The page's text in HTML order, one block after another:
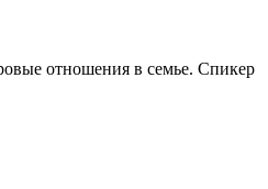
отношения в семье. Спикер